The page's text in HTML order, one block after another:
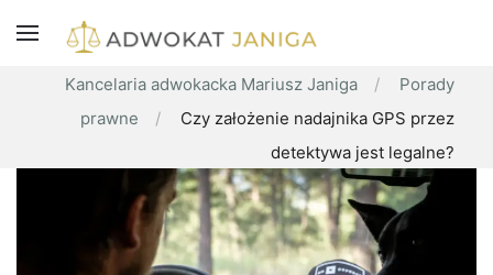
Kancelaria adwokacka Mariusz Janiga
Porady
prawne
Czy założenie nadajnika GPS przez
detektywa jest legalne?